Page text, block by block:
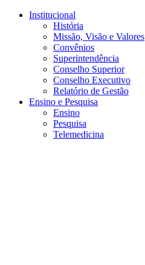
Conteúdo principal
Institucional
História
Missão, Visão e Valores
Convênios
Superintendência
Conselho Superior
Conselho Executivo
Relatório de Gestão
Ensino e Pesquisa
Ensino
Pesquisa
Telemedicina